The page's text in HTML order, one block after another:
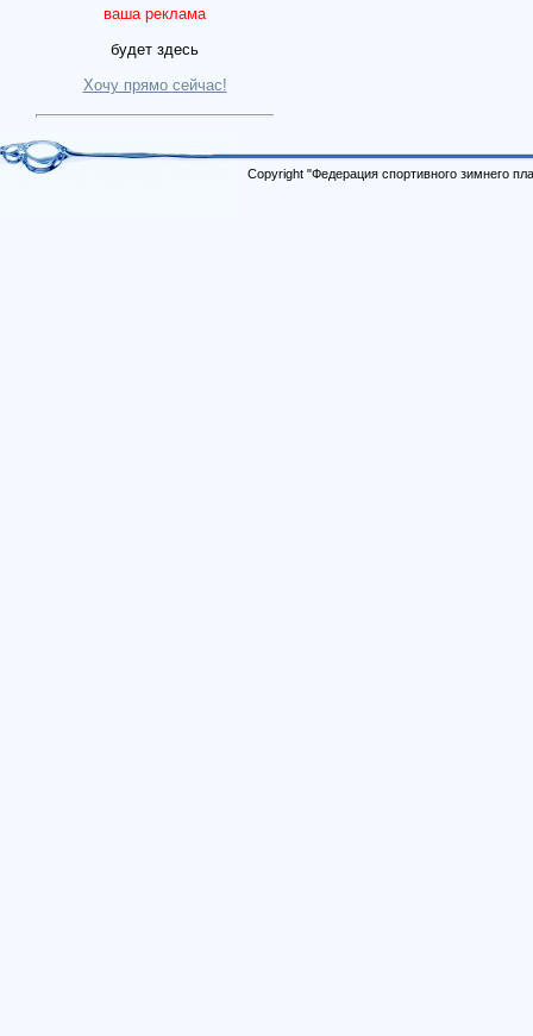
ваша реклама
будет здесь
Хочу прямо сейчас!
Copyright "Федерация спортивного зимнего